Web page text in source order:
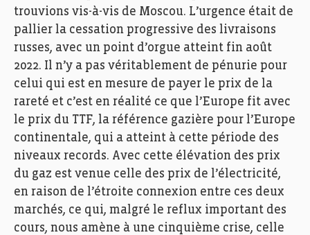
trouvions vis-à-vis de Moscou. L’urgence était de
pallier la cessation progressive des livraisons
russes, avec un point d’orgue atteint fin août
2022. Il n’y a pas véritablement de pénurie pour
celui qui est en mesure de payer le prix de la
rareté et c’est en réalité ce que l’Europe fit avec
le prix du TTF, la référence gazière pour l’Europe
continentale, qui a atteint à cette période des
niveaux records. Avec cette élévation des prix
du gaz est venue celle des prix de l’électricité,
en raison de l’étroite connexion entre ces deux
marchés, ce qui, malgré le reflux important des
cours, nous amène à une cinquième crise, celle